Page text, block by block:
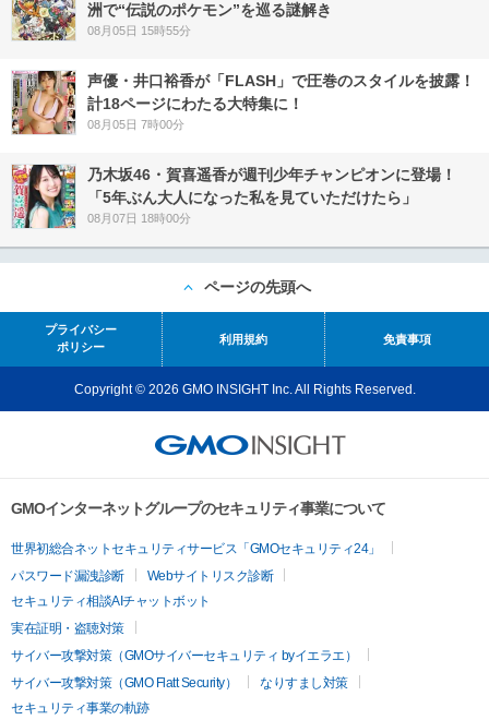
洲で“伝説のポケモン”を巡る謎解き
08月05日 15時55分
声優・井口裕香が「FLASH」で圧巻のスタイルを披露！
計18ページにわたる大特集に！
08月05日 7時00分
乃木坂46・賀喜遥香が週刊少年チャンピオンに登場！
「5年ぶん大人になった私を見ていただけたら」
08月07日 18時00分
ページの先頭へ
プライバシー
ポリシー
利用規約 免責事項
Copyright © 2026 GMO INSIGHT Inc. All Rights Reserved.
GMOインターネットグループのセキュリティ事業について
世界初総合ネットセキュリティサービス「GMOセキュリティ24」
パスワード漏洩診断
Webサイトリスク診断
セキュリティ相談AIチャットボット
実在証明・盗聴対策
サイバー攻撃対策（GMOサイバーセキュリティ byイエラエ）
サイバー攻撃対策（GMO Flatt Security）
なりすまし対策
セキュリティ事業の軌跡